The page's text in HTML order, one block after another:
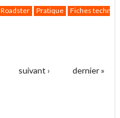
Roadster Pratique
Fiches
suivant › dernier »